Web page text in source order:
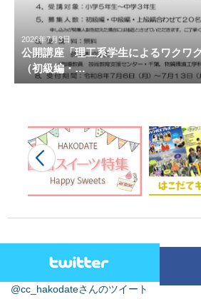
2026年7月3日
公開講座「理工系学生によるワクワ
（初級編・…
@cc_hakodateさんのツイート